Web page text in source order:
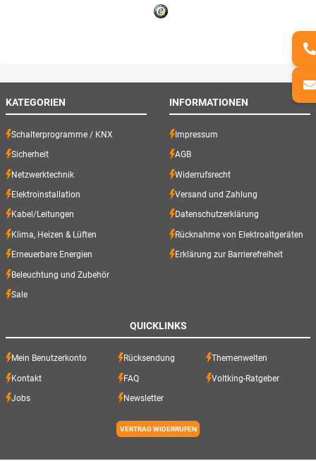
KATEGORIEN
Schalterprogramme / KNX
Sicherheit
Netzwerktechnik
Elektroinstallation
Kabel/Leitungen
Klima, Heizen & Lüften
Erneuerbare Energien
Beleuchtung und Zubehör
Sale
INFORMATIONEN
Impressum
AGB
Widerrufsrecht
Versand und Zahlung
Datenschutzerklärung
Rücknahme von Elektroaltgeräten
Erklärung zur Barrierefreiheit
QUICKLINKS
Mein Benutzerkonto Rücksendung Themenwelten
Kontakt FAQ Voltking-Ratgeber
Jobs Newsletter
VERTRAG WIDERRUFEN